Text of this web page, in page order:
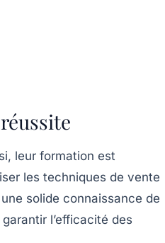
leur formation est
les techniques de vente
solide connaissance de
l’efficacité des